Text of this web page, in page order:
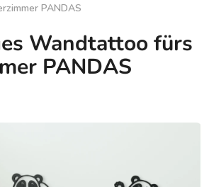
PANDAS
Wandtattoo fürs
PANDAS